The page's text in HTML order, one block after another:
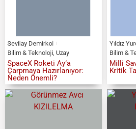
Sevilay Demirkol
Bilim & Teknoloji Uzay
SpaceX Roketi Ay’a
Çarpmaya Hazırlanıyor:
Neden Önemli?
Yıldız
Bilim &
Milli
Kritik